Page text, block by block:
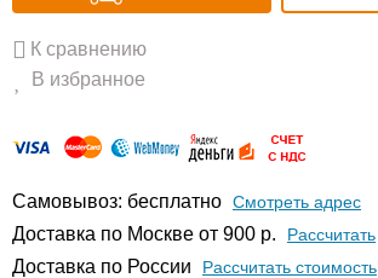
К сравнению
В избранное
Самовывоз: бесплатно Смотреть адрес
Доставка по Москве от 900 р. Расcчитать
Доставка по России Рассчитать стоимость